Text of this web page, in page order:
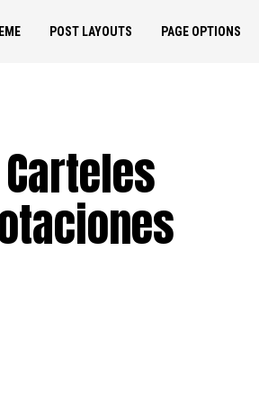
POST LAYOUTS PAGE OPTIONS
Carteles